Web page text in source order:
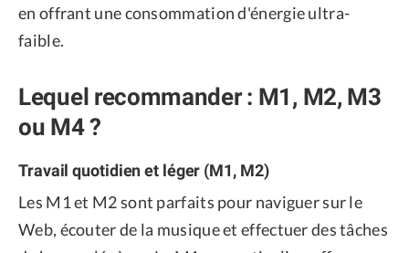
en offrant une consommation d'énergie ultra-
faible.
Lequel recommander : M1, M2, M3
ou M4 ?
Travail quotidien et léger (M1, M2)
Les M1 et M2 sont parfaits pour naviguer sur le
Web, écouter de la musique et effectuer des tâches